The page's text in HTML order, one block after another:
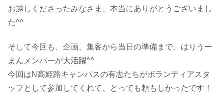
お越しくださったみなさま、本当にありがとうございまし
た^^
そして今回も、企画、集客から当日の準備まで、はりうー
まんメンバーが大活躍^^
今回はN高姫路キャンパスの有志たちがボランティアスタ
ッフとして参加してくれて、とっても頼もしかったです！